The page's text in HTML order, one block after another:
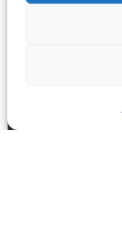
OTA YHTEYTTÄ